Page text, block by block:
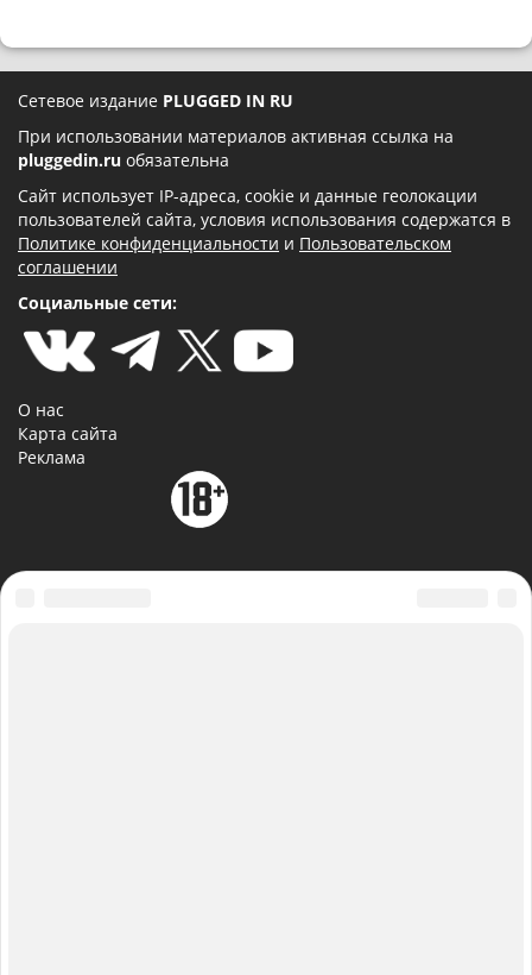
Сетевое издание PLUGGED IN RU
При использовании материалов активная ссылка на
pluggedin.ru обязательна
Сайт использует IP-адреса, cookie и данные геолокации
пользователей сайта, условия использования содержатся в
Политике конфиденциальности и Пользовательском
соглашении
Социальные сети:
О нас
Карта сайта
Реклама